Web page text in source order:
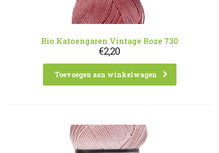
Rio Katoengaren Vintage Roze 730
€2,20
Toevoegen aan winkelwagen